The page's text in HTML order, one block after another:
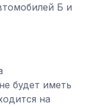
Б и
будет иметь
на